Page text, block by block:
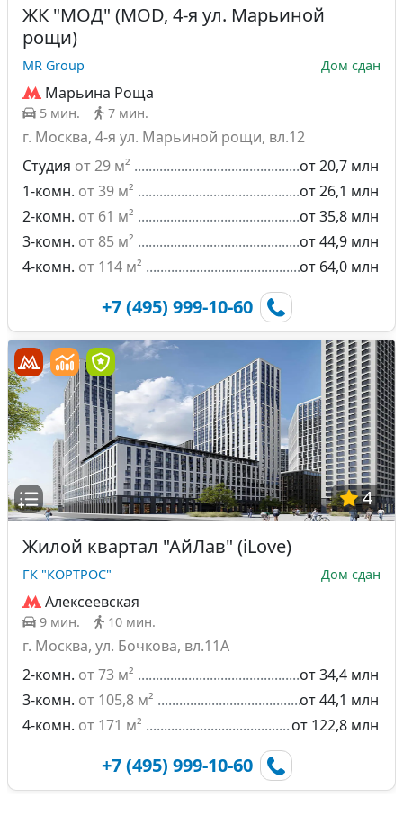
ЖК "МОД" (MOD, 4-я ул. Марьиной
рощи)
MR Group Дом сдан
Марьина Роща
5 мин. 7 мин.
г. Москва, 4-я ул. Марьиной рощи, вл.12
Студия от 29 м²
от 20,7 млн
1-комн. от 39 м²
от 26,1 млн
2-комн. от 61 м²
от 35,8 млн
3-комн. от 85 м²
от 44,9 млн
4-комн. от 114 м² от 64,0 млн
+7 (495) 999-10-60
4
Жилой квартал "АйЛав" (iLove)
ГК "КОРТРОС" Дом сдан
Алексеевская
9 мин. 10 мин.
г. Москва, ул. Бочкова, вл.11А
2-комн. от 73 м²
от 34,4 млн
3-комн. от 105,8 м²
от 44,1 млн
4-комн. от 171 м² от 122,8 млн
+7 (495) 999-10-60